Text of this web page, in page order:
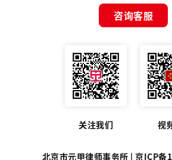
咨询客服
关注我们 视
北京市元甲律师事务所 |京ICP备